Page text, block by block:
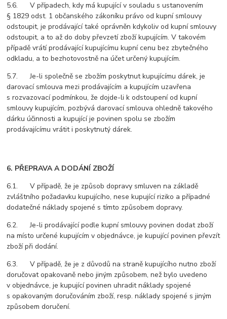
5.6. V případech, kdy má kupující v souladu s ustanovením
§ 1829 odst. 1 občanského zákoníku právo od kupní smlouvy
odstoupit, je prodávající také oprávněn kdykoliv od kupní smlouvy
odstoupit, a to až do doby převzetí zboží kupujícím. V takovém
případě vrátí prodávající kupujícímu kupní cenu bez zbytečného
odkladu, a to bezhotovostně na účet určený kupujícím.
5.7. Je-li společně se zbožím poskytnut kupujícímu dárek, je
darovací smlouva mezi prodávajícím a kupujícím uzavřena
s rozvazovací podmínkou, že dojde-li k odstoupení od kupní
smlouvy kupujícím, pozbývá darovací smlouva ohledně takového
dárku účinnosti a kupující je povinen spolu se zbožím
prodávajícímu vrátit i poskytnutý dárek.
6. PŘEPRAVA A DODÁNÍ ZBOŽÍ
6.1. V případě, že je způsob dopravy smluven na základě
zvláštního požadavku kupujícího, nese kupující riziko a případné
dodatečné náklady spojené s tímto způsobem dopravy.
6.2. Je-li prodávající podle kupní smlouvy povinen dodat zboží
na místo určené kupujícím v objednávce, je kupující povinen převzít
zboží při dodání.
6.3. V případě, že je z důvodů na straně kupujícího nutno zboží
doručovat opakovaně nebo jiným způsobem, než bylo uvedeno
v objednávce, je kupující povinen uhradit náklady spojené
s opakovaným doručováním zboží, resp. náklady spojené s jiným
způsobem doručení.